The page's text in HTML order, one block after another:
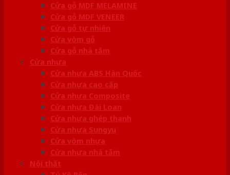
Cửa gỗ MDF MELAMINE
Cửa gỗ MDF VENEER
Cửa gỗ tự nhiên
Cửa vòm gỗ
Cửa gỗ nhà tắm
Cửa nhựa
Cửa nhựa ABS Hàn Quốc
Cửa nhựa cao cấp
Cửa nhựa Composite
Cửa nhựa Đài Loan
Cửa nhựa ghép thanh
Cửa nhựa Sungyu
Cửa vòm nhựa
Cửa nhựa nhà tắm
Nội thất